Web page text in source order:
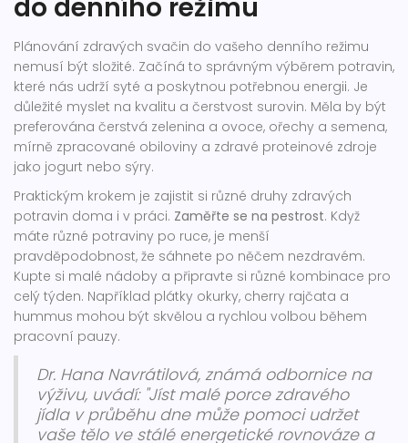
do denního režimu
Plánování zdravých svačin do vašeho denního režimu
nemusí být složité. Začíná to správným výběrem potravin,
které nás udrží syté a poskytnou potřebnou energii. Je
důležité myslet na kvalitu a čerstvost surovin. Měla by být
preferována čerstvá zelenina a ovoce, ořechy a semena,
mírně zpracované obiloviny a zdravé proteinové zdroje
jako jogurt nebo sýry.
Praktickým krokem je zajistit si různé druhy zdravých
potravin doma i v práci. Zaměřte se na pestrost. Když
máte různé potraviny po ruce, je menší
pravděpodobnost, že sáhnete po něčem nezdravém.
Kupte si malé nádoby a připravte si různé kombinace pro
celý týden. Například plátky okurky, cherry rajčata a
hummus mohou být skvělou a rychlou volbou během
pracovní pauzy.
Dr. Hana Navrátilová, známá odbornice na
výživu, uvádí: "Jíst malé porce zdravého
jídla v průběhu dne může pomoci udržet
vaše tělo ve stálé energetické rovnováze a